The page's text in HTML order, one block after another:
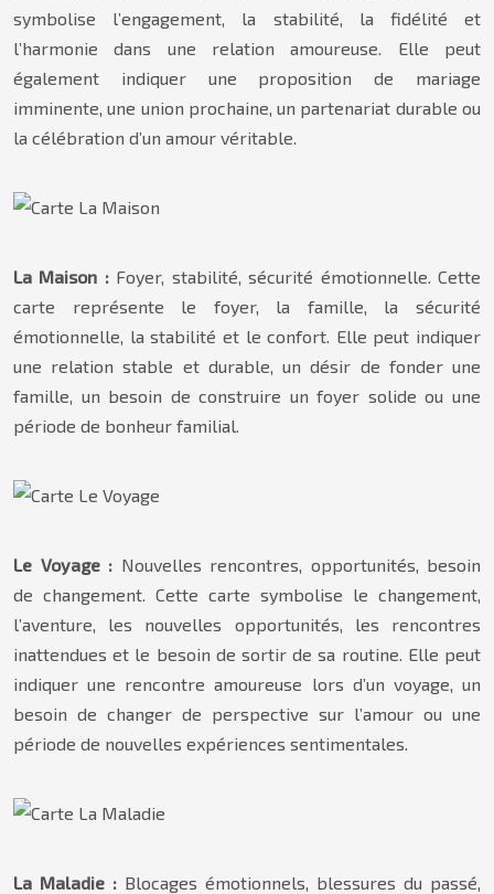
symbolise l’engagement, la stabilité, la fidélité et
l’harmonie dans une relation amoureuse. Elle peut
également indiquer une proposition de mariage
imminente, une union prochaine, un partenariat durable ou
la célébration d’un amour véritable.
La Maison : Foyer, stabilité, sécurité émotionnelle. Cette
carte représente le foyer, la famille, la sécurité
émotionnelle, la stabilité et le confort. Elle peut indiquer
une relation stable et durable, un désir de fonder une
famille, un besoin de construire un foyer solide ou une
période de bonheur familial.
Le Voyage : Nouvelles rencontres, opportunités, besoin
de changement. Cette carte symbolise le changement,
l’aventure, les nouvelles opportunités, les rencontres
inattendues et le besoin de sortir de sa routine. Elle peut
indiquer une rencontre amoureuse lors d’un voyage, un
besoin de changer de perspective sur l’amour ou une
période de nouvelles expériences sentimentales.
La Maladie : Blocages émotionnels, blessures du passé,